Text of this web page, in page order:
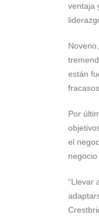
ventaja
están
Por
el
“Llevar